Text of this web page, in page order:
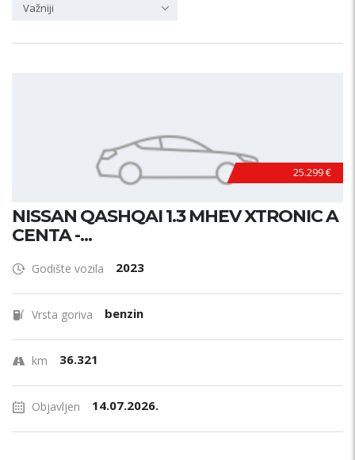
Važniji
25.299 €
NISSAN QASHQAI 1.3 MHEV XTRONIC A
CENTA -...
Godište vozila 2023
Vrsta goriva benzin
km 36.321
Objavljen 14.07.2026.